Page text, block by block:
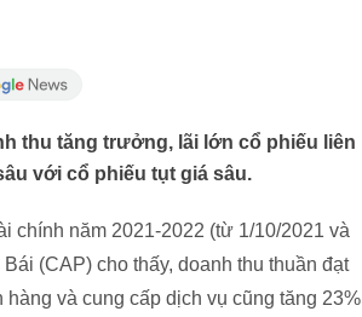
thu tăng trưởng, lãi lớn cổ phiếu liên
với cổ phiếu tụt giá sâu.
chính năm 2021-2022 (từ 1/10/2021 và
(CAP) cho thấy, doanh thu thuần đạt
và cung cấp dịch vụ cũng tăng 23%